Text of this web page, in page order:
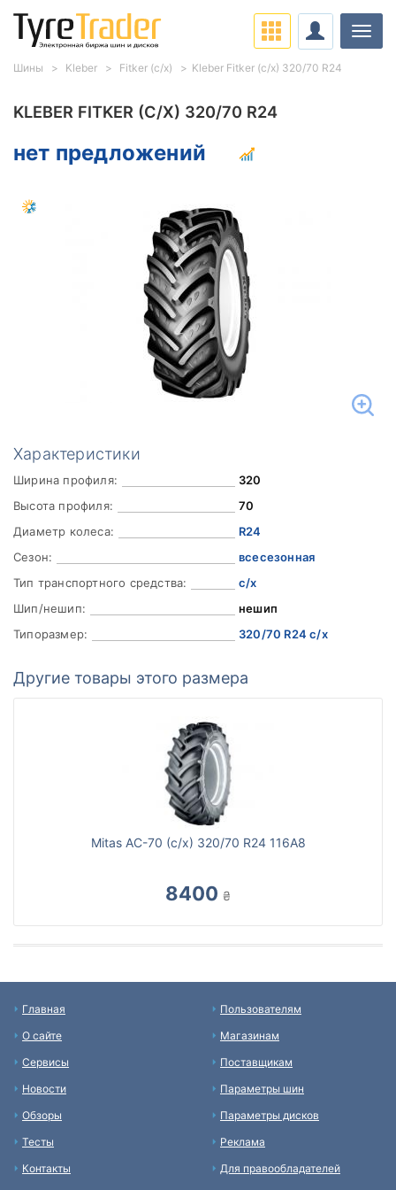
KLEBER FITKER (С/Х) 320/70 R24
нет предложений
Характеристики
Ширина профиля:
320
Высота профиля:
70
Диаметр колеса:
R24
Сезон:
всесезонная
Тип транспортного средства:
с/х
Шип/нешип:
нешип
Типоразмер:
320/70 R24 с/х
Другие товары этого размера
Mitas AC-70 (с/х) 320/70 R24 116A8
8400 ₴
Шины Kleber Fitker (с/х) Kleber Fitker (с/х) 320/70 R24
Главная
О сайте
Сервисы
Новости
Обзоры
Тесты
Контакты
Пользователям
Магазинам
Поставщикам
Параметры шин
Параметры дисков
Реклама
Для правообладателей